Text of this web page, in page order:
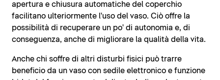
apertura e chiusura automatiche del coperchio
facilitano ulteriormente l'uso del vaso. Ciò offre la
possibilità di recuperare un po' di autonomia e, di
conseguenza, anche di migliorare la qualità della vita.
Anche chi soffre di altri disturbi fisici può trarre
beneficio da un vaso con sedile elettronico e funzione